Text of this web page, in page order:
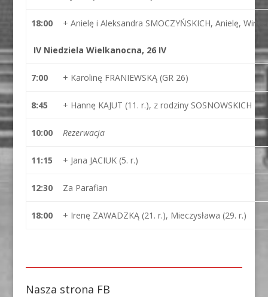
18:00 + Anielę i Aleksandra SMOCZYŃSKICH, Anielę,
IV Niedziela Wielkanocna, 26 IV
7:00 + Karolinę FRANIEWSKĄ (GR 26)
8:45 + Hannę KAJUT (11. r.), z rodziny SOSNOWSKICH
10:00 Rezerwacja
11:15 + Jana JACIUK (5. r.)
12:30 Za Parafian
18:00 + Irenę ZAWADZKĄ (21. r.), Mieczysława (29. r.)
Nasza strona FB